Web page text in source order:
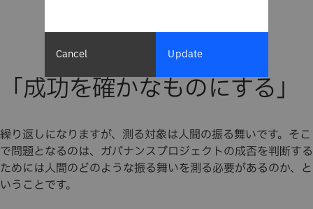
「成功を確かなものにする」
繰り返しになりますが、測る対象は人間の振る舞いです。そこ
で問題となるのは、ガバナンスプロジェクトの成否を判断する
ためには人間のどのような振る舞いを測る必要があるのか、と
いうことです。
Cancel Update